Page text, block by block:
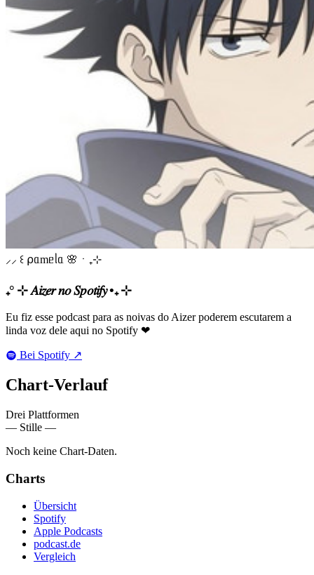
⸝⸝ ꒰ ⍴ᥲmᥱᥣᥲ 🌸ㆍ₊⊹
₊° ⊹ 𝐴𝑖𝑧𝑒𝑟 𝑛𝑜 𝑆𝑝𝑜𝑡𝑖𝑓𝑦 •₊ ⊹
Eu fiz esse podcast para as noivas do Aizer poderem escutarem a
linda voz dele aqui no Spotify ❤
Bei Spotify ↗
Chart-Verlauf
Drei Plattformen
— Stille —
Noch keine Chart-Daten.
Charts
Übersicht
Spotify
Apple Podcasts
podcast.de
Vergleich